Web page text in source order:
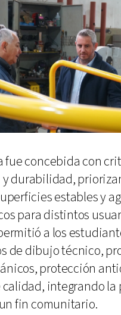
fue concebida con
durabilidad,
estables y
para distintos
a los
de dibujo técnico,
protección
integrando la
fin comunitario.